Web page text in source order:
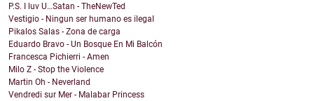
P.S. I luv U…Satan - TheNewTed
Vestigio - Ningun ser humano es ilegal
Pikalos Salas - Zona de carga
Eduardo Bravo - Un Bosque En Mi Balcón
Francesca Pichierri - Amen
Milo Z - Stop the Violence
Martin Oh - Neverland
Vendredi sur Mer - Malabar Princess